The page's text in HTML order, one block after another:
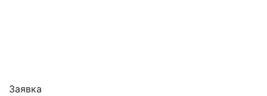
Заявка